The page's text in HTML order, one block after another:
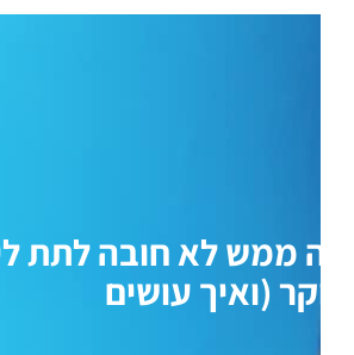
למה ממש לא חובה לתת
בבוקר (ואיך עושים